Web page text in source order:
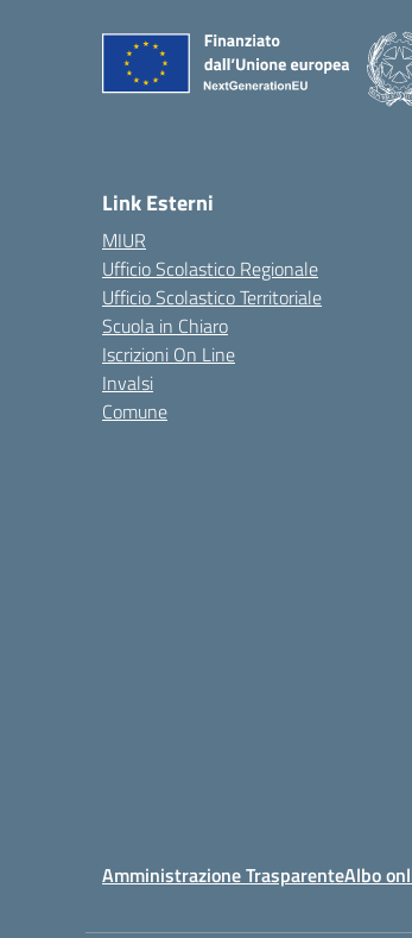
Link Esterni
MIUR
Ufficio Scolastico Regionale
Ufficio Scolastico Territoriale
Scuola in Chiaro
Iscrizioni On Line
Invalsi
Comune
Amministrazione TrasparenteAlbo